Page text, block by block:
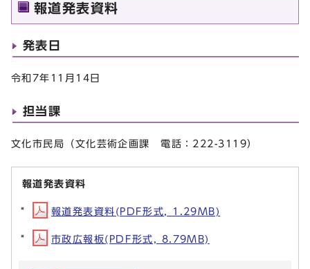
報道発表資料
発表日
令和7年11月14日
担当課
文化市民局（文化芸術企画課 電話：222-3119）
報道発表資料
報道発表資料(PDF形式, 1.29MB)
市政広報板(PDF形式, 8.79MB)